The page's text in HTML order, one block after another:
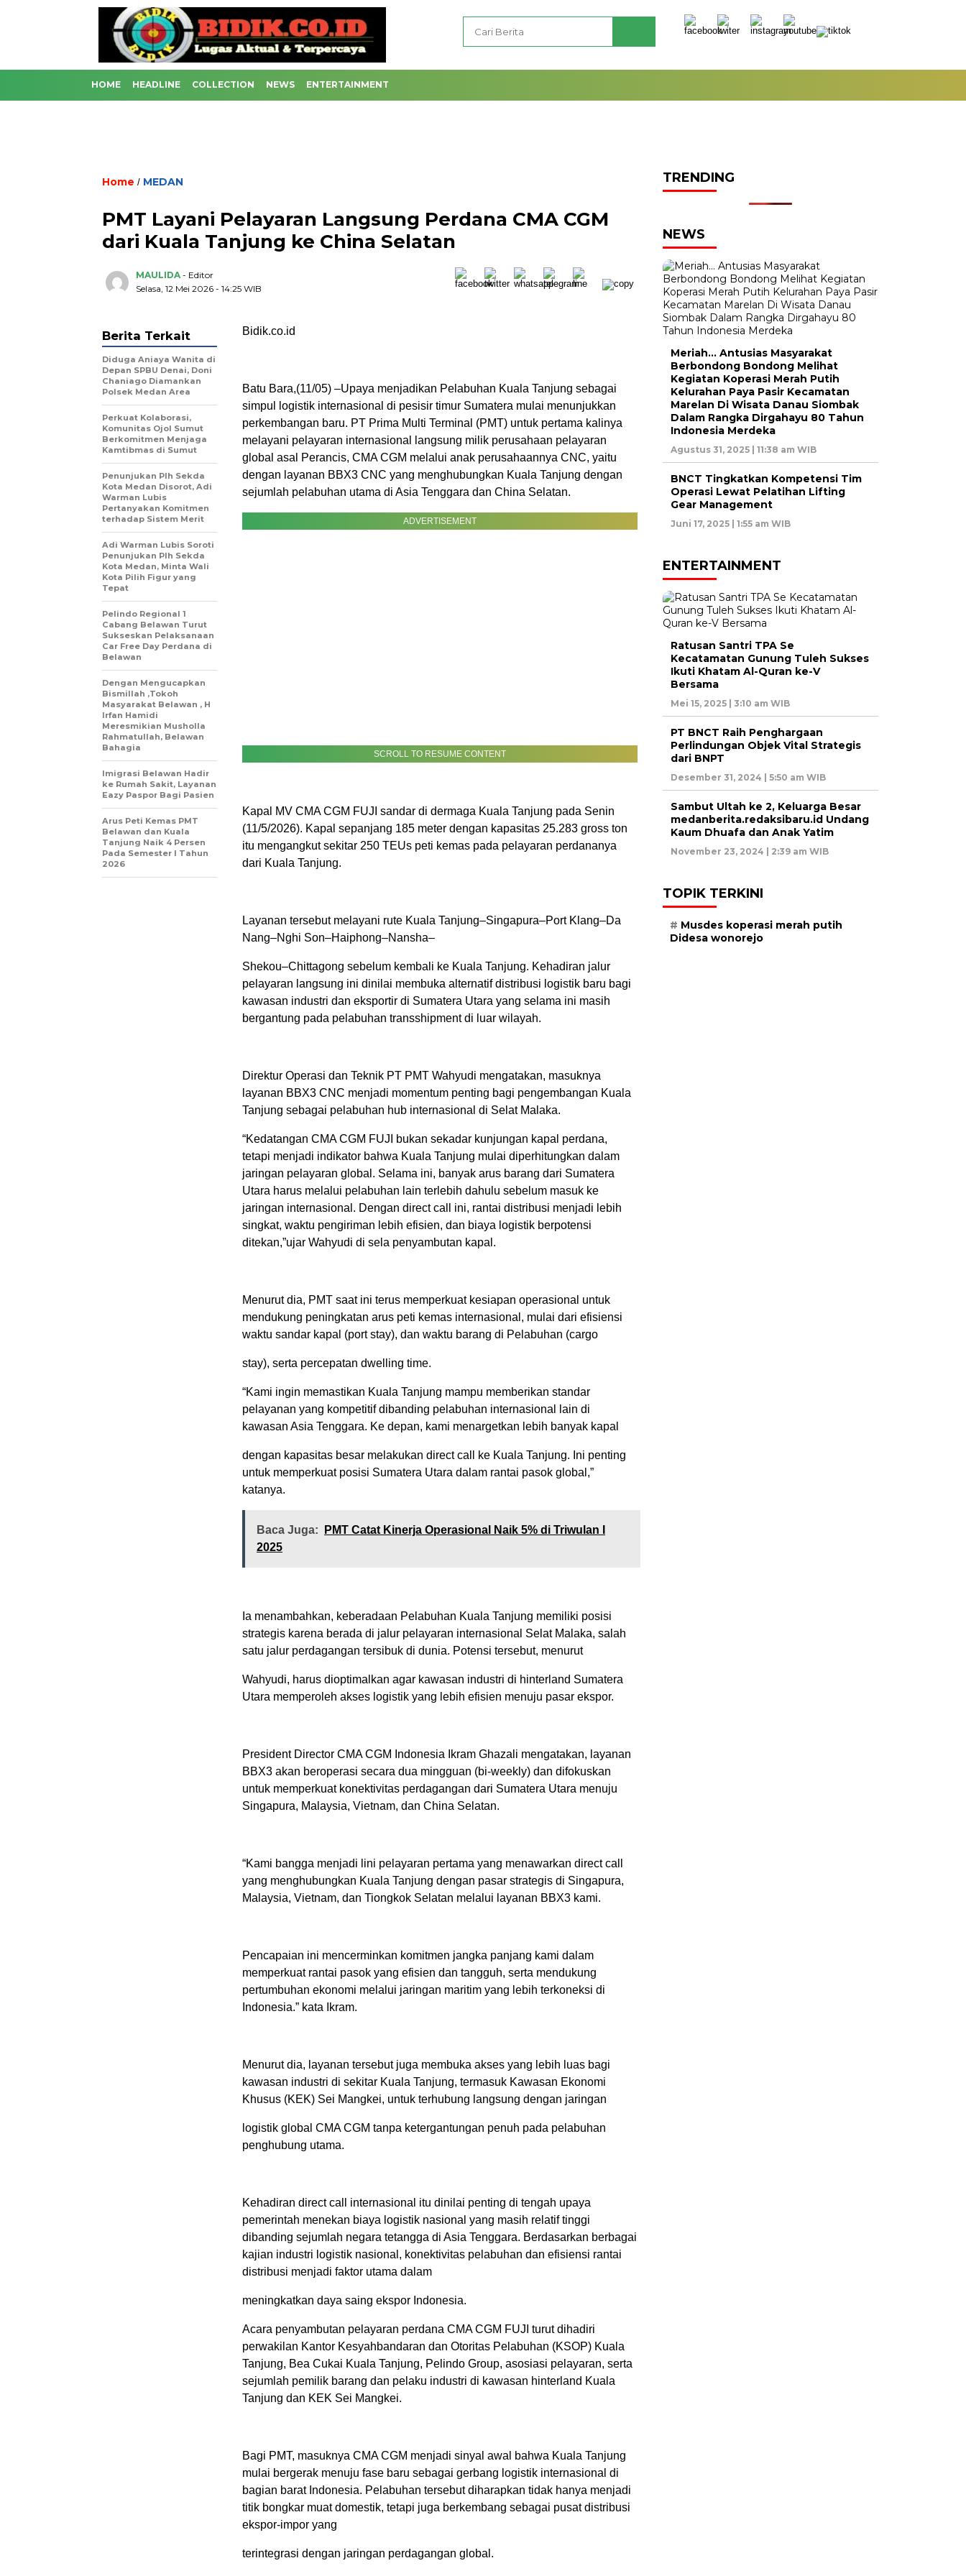
HOME HEADLINE COLLECTION NEWS ENTERTAINMENT
Home / MEDAN
PMT Layani Pelayaran Langsung Perdana CMA CGM
dari Kuala Tanjung ke China Selatan
MAULIDA - Editor
Selasa, 12 Mei 2026 - 14:25 WIB
Bidik.co.id
Batu Bara,(11/05) –Upaya menjadikan Pelabuhan Kuala Tanjung sebagai
simpul logistik internasional di pesisir timur Sumatera mulai menunjukkan
perkembangan baru. PT Prima Multi Terminal (PMT) untuk pertama kalinya
melayani pelayaran internasional langsung milik perusahaan pelayaran
global asal Perancis, CMA CGM melalui anak perusahaannya CNC, yaitu
dengan layanan BBX3 CNC yang menghubungkan Kuala Tanjung dengan
sejumlah pelabuhan utama di Asia Tenggara dan China Selatan.
ADVERTISEMENT
SCROLL TO RESUME CONTENT
Kapal MV CMA CGM FUJI sandar di dermaga Kuala Tanjung pada Senin
(11/5/2026). Kapal sepanjang 185 meter dengan kapasitas 25.283 gross ton
itu mengangkut sekitar 250 TEUs peti kemas pada pelayaran perdananya
dari Kuala Tanjung.
Layanan tersebut melayani rute Kuala Tanjung–Singapura–Port Klang–Da
Nang–Nghi Son–Haiphong–Nansha–
Shekou–Chittagong sebelum kembali ke Kuala Tanjung. Kehadiran jalur
pelayaran langsung ini dinilai membuka alternatif distribusi logistik baru bagi
kawasan industri dan eksportir di Sumatera Utara yang selama ini masih
bergantung pada pelabuhan transshipment di luar wilayah.
Direktur Operasi dan Teknik PT PMT Wahyudi mengatakan, masuknya
layanan BBX3 CNC menjadi momentum penting bagi pengembangan Kuala
Tanjung sebagai pelabuhan hub internasional di Selat Malaka.
“Kedatangan CMA CGM FUJI bukan sekadar kunjungan kapal perdana,
tetapi menjadi indikator bahwa Kuala Tanjung mulai diperhitungkan dalam
jaringan pelayaran global. Selama ini, banyak arus barang dari Sumatera
Utara harus melalui pelabuhan lain terlebih dahulu sebelum masuk ke
jaringan internasional. Dengan direct call ini, rantai distribusi menjadi lebih
singkat, waktu pengiriman lebih efisien, dan biaya logistik berpotensi
ditekan,”ujar Wahyudi di sela penyambutan kapal.
Menurut dia, PMT saat ini terus memperkuat kesiapan operasional untuk
mendukung peningkatan arus peti kemas internasional, mulai dari efisiensi
waktu sandar kapal (port stay), dan waktu barang di Pelabuhan (cargo
stay), serta percepatan dwelling time.
“Kami ingin memastikan Kuala Tanjung mampu memberikan standar
pelayanan yang kompetitif dibanding pelabuhan internasional lain di
kawasan Asia Tenggara. Ke depan, kami menargetkan lebih banyak kapal
dengan kapasitas besar melakukan direct call ke Kuala Tanjung. Ini penting
untuk memperkuat posisi Sumatera Utara dalam rantai pasok global,”
katanya.
Baca Juga:
PMT Catat Kinerja Operasional Naik 5% di Triwulan I
2025
Ia menambahkan, keberadaan Pelabuhan Kuala Tanjung memiliki posisi
strategis karena berada di jalur pelayaran internasional Selat Malaka, salah
satu jalur perdagangan tersibuk di dunia. Potensi tersebut, menurut
Wahyudi, harus dioptimalkan agar kawasan industri di hinterland Sumatera
Utara memperoleh akses logistik yang lebih efisien menuju pasar ekspor.
President Director CMA CGM Indonesia Ikram Ghazali mengatakan, layanan
BBX3 akan beroperasi secara dua mingguan (bi-weekly) dan difokuskan
untuk memperkuat konektivitas perdagangan dari Sumatera Utara menuju
Singapura, Malaysia, Vietnam, dan China Selatan.
“Kami bangga menjadi lini pelayaran pertama yang menawarkan direct call
yang menghubungkan Kuala Tanjung dengan pasar strategis di Singapura,
Malaysia, Vietnam, dan Tiongkok Selatan melalui layanan BBX3 kami.
Pencapaian ini mencerminkan komitmen jangka panjang kami dalam
memperkuat rantai pasok yang efisien dan tangguh, serta mendukung
pertumbuhan ekonomi melalui jaringan maritim yang lebih terkoneksi di
Indonesia.” kata Ikram.
Menurut dia, layanan tersebut juga membuka akses yang lebih luas bagi
kawasan industri di sekitar Kuala Tanjung, termasuk Kawasan Ekonomi
Khusus (KEK) Sei Mangkei, untuk terhubung langsung dengan jaringan
logistik global CMA CGM tanpa ketergantungan penuh pada pelabuhan
penghubung utama.
Kehadiran direct call internasional itu dinilai penting di tengah upaya
pemerintah menekan biaya logistik nasional yang masih relatif tinggi
dibanding sejumlah negara tetangga di Asia Tenggara. Berdasarkan berbagai
kajian industri logistik nasional, konektivitas pelabuhan dan efisiensi rantai
distribusi menjadi faktor utama dalam
meningkatkan daya saing ekspor Indonesia.
Acara penyambutan pelayaran perdana CMA CGM FUJI turut dihadiri
perwakilan Kantor Kesyahbandaran dan Otoritas Pelabuhan (KSOP) Kuala
Tanjung, Bea Cukai Kuala Tanjung, Pelindo Group, asosiasi pelayaran, serta
sejumlah pemilik barang dan pelaku industri di kawasan hinterland Kuala
Tanjung dan KEK Sei Mangkei.
Bagi PMT, masuknya CMA CGM menjadi sinyal awal bahwa Kuala Tanjung
mulai bergerak menuju fase baru sebagai gerbang logistik internasional di
bagian barat Indonesia. Pelabuhan tersebut diharapkan tidak hanya menjadi
titik bongkar muat domestik, tetapi juga berkembang sebagai pusat distribusi
ekspor-impor yang
terintegrasi dengan jaringan perdagangan global.
Berita Terkait
Diduga Aniaya Wanita di
Depan SPBU Denai, Doni
Chaniago Diamankan
Polsek Medan Area
Perkuat Kolaborasi,
Komunitas Ojol Sumut
Berkomitmen Menjaga
Kamtibmas di Sumut
Penunjukan Plh Sekda
Kota Medan Disorot, Adi
Warman Lubis
Pertanyakan Komitmen
terhadap Sistem Merit
Adi Warman Lubis Soroti
Penunjukan Plh Sekda
Kota Medan, Minta Wali
Kota Pilih Figur yang
Tepat
Pelindo Regional 1
Cabang Belawan Turut
Sukseskan Pelaksanaan
Car Free Day Perdana di
Belawan
Dengan Mengucapkan
Bismillah ,Tokoh
Masyarakat Belawan , H
Irfan Hamidi
Meresmikian Musholla
Rahmatullah, Belawan
Bahagia
Imigrasi Belawan Hadir
ke Rumah Sakit, Layanan
Eazy Paspor Bagi Pasien
Arus Peti Kemas PMT
Belawan dan Kuala
Tanjung Naik 4 Persen
Pada Semester I Tahun
2026
TRENDING
NEWS
Meriah… Antusias Masyarakat
Berbondong Bondong Melihat
Kegiatan Koperasi Merah Putih
Kelurahan Paya Pasir Kecamatan
Marelan Di Wisata Danau Siombak
Dalam Rangka Dirgahayu 80 Tahun
Indonesia Merdeka
Agustus 31, 2025 | 11:38 am WIB
BNCT Tingkatkan Kompetensi Tim
Operasi Lewat Pelatihan Lifting
Gear Management
Juni 17, 2025 | 1:55 am WIB
ENTERTAINMENT
Ratusan Santri TPA Se
Kecatamatan Gunung Tuleh Sukses
Ikuti Khatam Al-Quran ke-V
Bersama
Mei 15, 2025 | 3:10 am WIB
PT BNCT Raih Penghargaan
Perlindungan Objek Vital Strategis
dari BNPT
Desember 31, 2024 | 5:50 am WIB
Sambut Ultah ke 2, Keluarga Besar
medanberita.redaksibaru.id Undang
Kaum Dhuafa dan Anak Yatim
November 23, 2024 | 2:39 am WIB
TOPIK TERKINI
Musdes koperasi merah putih
Didesa wonorejo